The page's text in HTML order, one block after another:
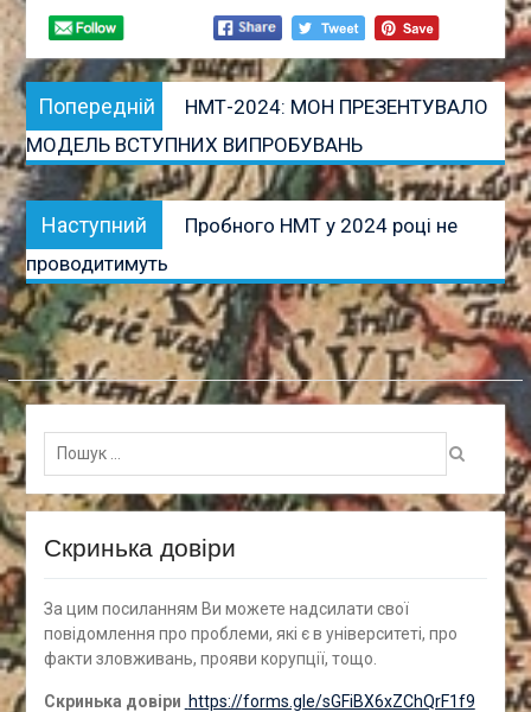
Навігація
записів
Попередній
запис:
НМТ-2024: МОН ПРЕЗЕНТУВАЛО
МОДЕЛЬ ВСТУПНИХ ВИПРОБУВАНЬ
Наступний
Наступний
запис:
Пробного НМТ у 2024 році не
проводитимуть
Пошук
для:
Скринька довіри
За цим посиланням Ви можете надсилати свої
повідомлення про проблеми, які є в університеті, про
факти зловживань, прояви корупції, тощо.
Скринька довіри https://forms.gle/sGFiBX6xZChQrF1f9